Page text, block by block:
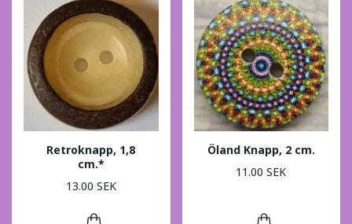
Retroknapp, 1,8
cm.*
13.00 SEK
Öland Knapp, 2 cm.
11.00 SEK